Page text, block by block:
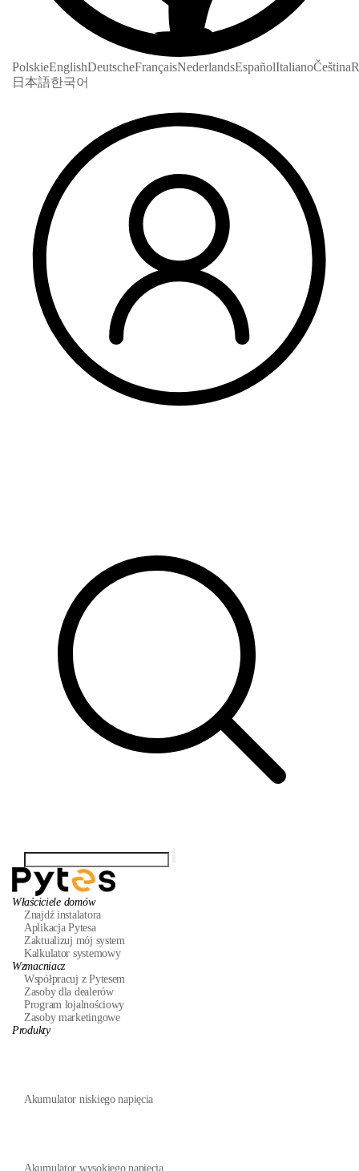
PolskieEnglishDeutscheFrançaisNederlandsEspañolItalianoČeština
日本語한국어
Właściciele domów
Znajdź instalatora
Aplikacja Pytesa
Zaktualizuj mój system
Kalkulator systemowy
Wzmacniacz
Współpracuj z Pytesem
Zasoby dla dealerów
Program lojalnościowy
Zasoby marketingowe
Produkty
Akumulator niskiego napięcia
Akumulator wysokiego napięcia